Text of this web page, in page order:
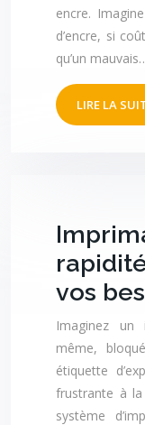
encre.
d’encre, si
qu’un
LIRE LA
vos
Imaginez
même,
étiquette
frustrante à la
système